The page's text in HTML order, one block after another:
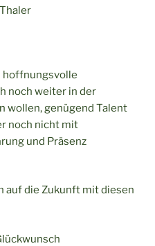
hoffnungsvolle
noch weiter in der
wollen, genügend Talent
noch nicht mit
und Präsenz
auf die Zukunft mit diesen